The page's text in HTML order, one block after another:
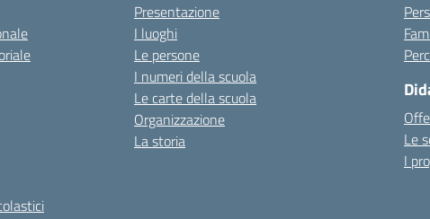
Presentazione
I luoghi
Le persone
I numeri della scuola
Le carte della scuola
Organizzazione
La storia
Le
I